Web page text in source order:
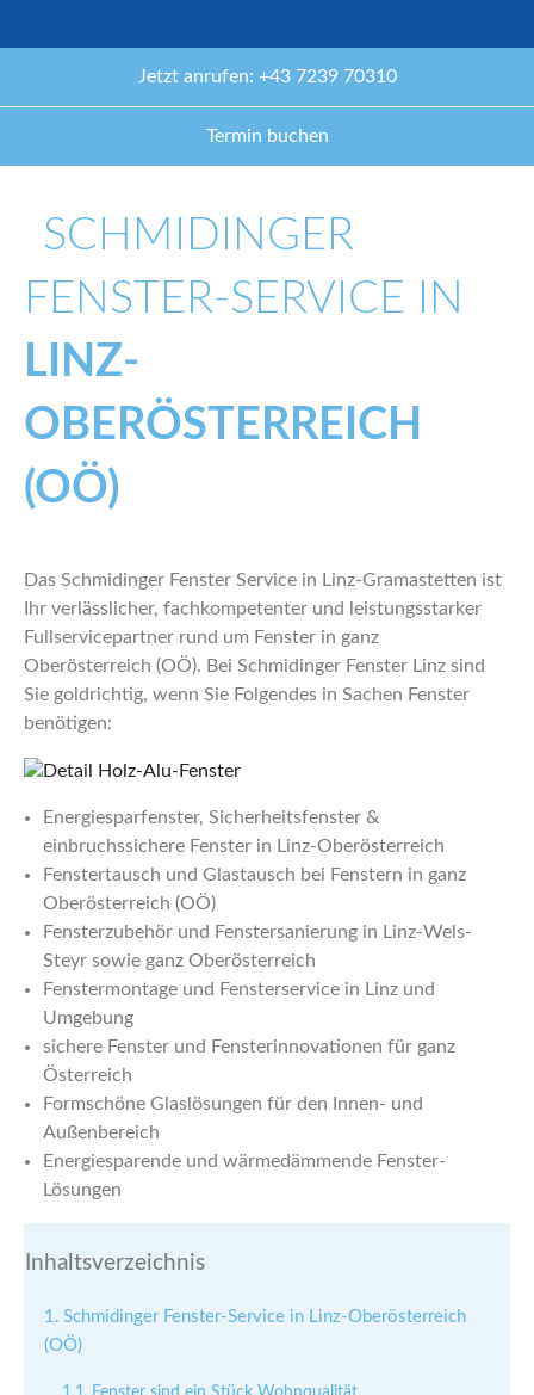
Jetzt anrufen: +43 7239 70310
Termin buchen
SCHMIDINGER
FENSTER-SERVICE IN
LINZ-
OBERÖSTERREICH
(OÖ)
Das Schmidinger Fenster Service in Linz-Gramastetten ist
Ihr verlässlicher, fachkompetenter und leistungsstarker
Fullservicepartner rund um Fenster in ganz
Oberösterreich (OÖ). Bei Schmidinger Fenster Linz sind
Sie goldrichtig, wenn Sie Folgendes in Sachen Fenster
benötigen:
Energiesparfenster, Sicherheitsfenster &
einbruchssichere Fenster in Linz-Oberösterreich
Fenstertausch und Glastausch bei Fenstern in ganz
Oberösterreich (OÖ)
Fensterzubehör und Fenstersanierung in Linz-Wels-
Steyr sowie ganz Oberösterreich
Fenstermontage und Fensterservice in Linz und
Umgebung
sichere Fenster und Fensterinnovationen für ganz
Österreich
Formschöne Glaslösungen für den Innen- und
Außenbereich
Energiesparende und wärmedämmende Fenster-
Lösungen
Inhaltsverzeichnis
Schmidinger Fenster-Service in Linz-Oberösterreich
(OÖ)